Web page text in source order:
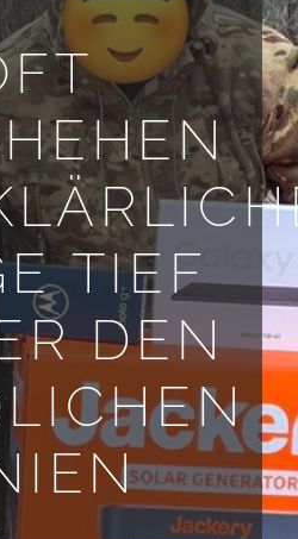
TIEF
DEN